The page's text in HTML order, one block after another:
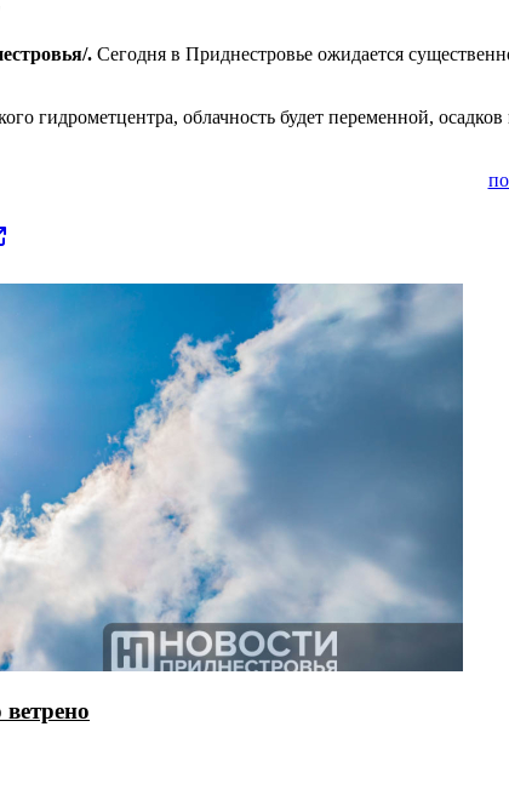
. Сегодня в Приднестровье ожидается
гидрометцентра, облачность будет переменной,
ветрено